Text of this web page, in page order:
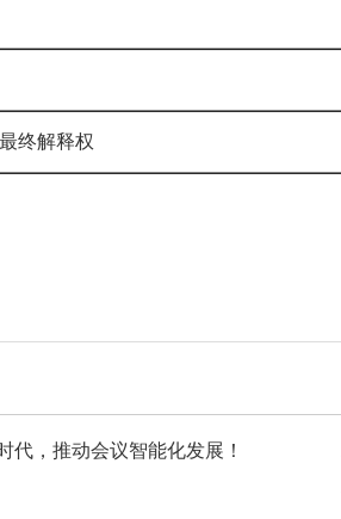
终解释权
代，推动会议智能化发展！